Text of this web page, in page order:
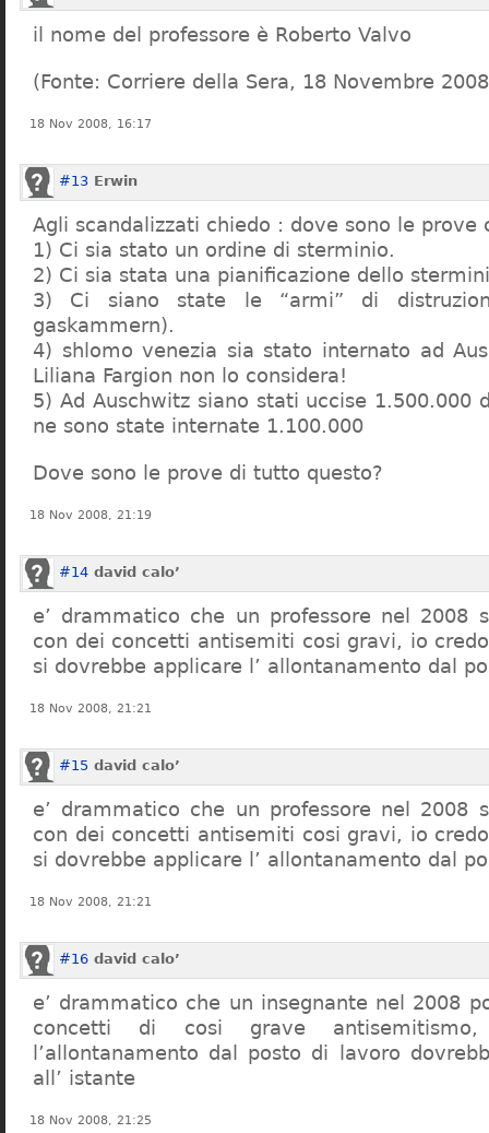
il nome del professore è Roberto Valvo
(Fonte: Corriere della Sera, 18 Novembre
18 Nov 2008, 16:17
#13 Erwin
Agli scandalizzati chiedo : dove sono le prove
1) Ci sia stato un ordine di sterminio.
2) Ci sia stata una pianificazione dello
3) Ci siano state le “armi” di
gaskammern).
4) shlomo venezia sia stato internato ad
Liliana Fargion non lo considera!
5) Ad Auschwitz siano stati uccise 1.500.000
ne sono state internate 1.100.000
Dove sono le prove di tutto questo?
18 Nov 2008, 21:19
#14 david calo’
e’ drammatico che un professore nel 2008
con dei concetti antisemiti cosi gravi, io
si dovrebbe applicare l’ allontanamento dal
18 Nov 2008, 21:21
#15 david calo’
e’ drammatico che un professore nel 2008
con dei concetti antisemiti cosi gravi, io
si dovrebbe applicare l’ allontanamento dal
18 Nov 2008, 21:21
#16 david calo’
e’ drammatico che un insegnante nel 2008
concetti di cosi grave
l’allontanamento dal posto di lavoro
all’ istante
18 Nov 2008, 21:25